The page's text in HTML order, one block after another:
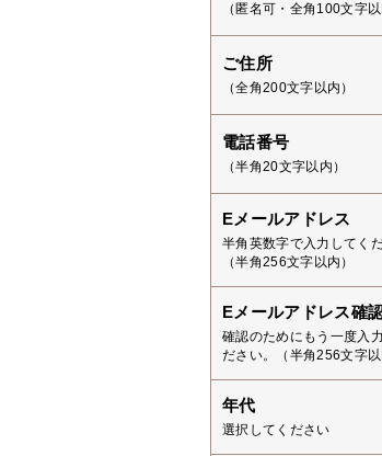
（匿名可・全角100文字以
ご住所
（全角200文字以内）
電話番号
（半角20文字以内）
Eメールアドレス
半角英数字で入力してくだ
（半角256文字以内）
Eメールアドレス確
確認のためにもう一度入
ださい。（半角256文字以
年代
選択してください